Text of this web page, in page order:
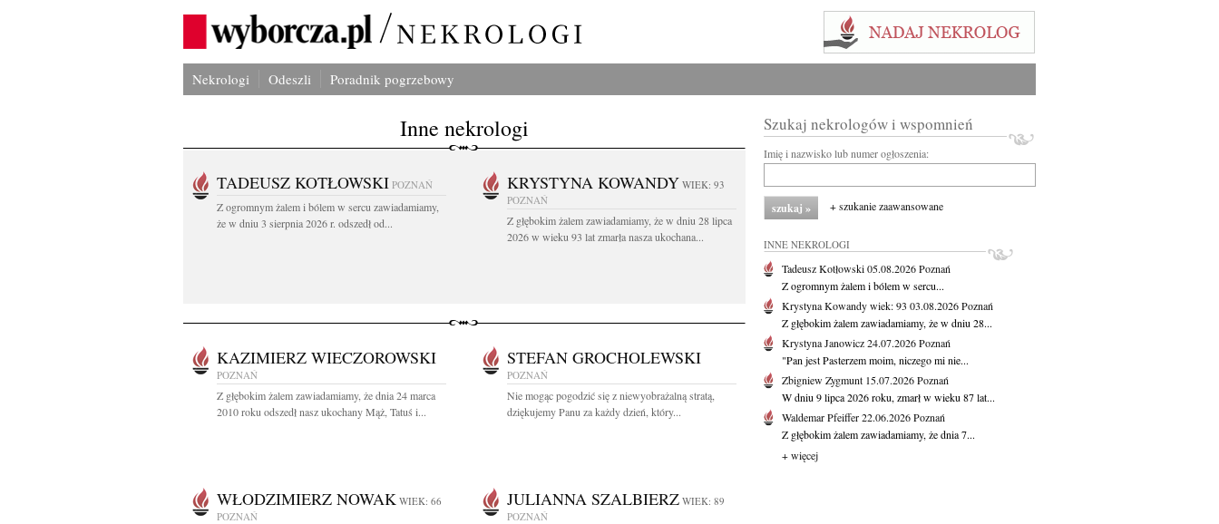
Nekrologi Odeszli Poradnik pogrzebowy
Inne nekrologi
TADEUSZ KOTŁOWSKI POZNAŃ
Z ogromnym żalem i bólem w sercu zawiadamiamy,
że w dniu 3 sierpnia 2026 r. odszedł od...
KRYSTYNA KOWANDY WIEK: 93
POZNAŃ
Z głębokim żalem zawiadamiamy, że w dniu 28 lipca
2026 w wieku 93 lat zmarła nasza ukochana...
KAZIMIERZ WIECZOROWSKI
POZNAŃ
Z głębokim żalem zawiadamiamy, że dnia 24 marca
2010 roku odszedł nasz ukochany Mąż, Tatuś i...
STEFAN GROCHOLEWSKI
POZNAŃ
Nie mogąc pogodzić się z niewyobrażalną stratą,
dziękujemy Panu za każdy dzień, który...
WŁODZIMIERZ NOWAK WIEK: 66
POZNAŃ
JULIANNA SZALBIERZ WIEK: 89
POZNAŃ
Szukaj nekrologów i wspomnień
Imię i nazwisko lub numer ogłoszenia:
+ szukanie zaawansowane
INNE NEKROLOGI
Tadeusz Kotłowski05.08.2026Poznań
Z ogromnym żalem i bólem w sercu...
Krystyna Kowandywiek: 93 03.08.2026Poznań
Z głębokim żalem zawiadamiamy, że w dniu 28...
Krystyna Janowicz24.07.2026Poznań
"Pan jest Pasterzem moim, niczego mi nie...
Zbigniew Zygmunt 15.07.2026Poznań
W dniu 9 lipca 2026 roku, zmarł w wieku 87 lat...
Waldemar Pfeiffer22.06.2026Poznań
Z głębokim żalem zawiadamiamy, że dnia 7...
+ więcej